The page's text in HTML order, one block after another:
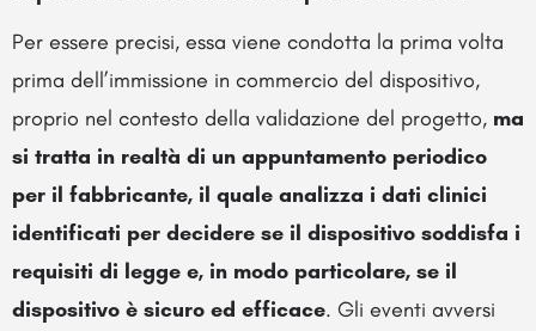
Per essere precisi, essa viene condotta la prima volta
prima dell’immissione in commercio del dispositivo,
proprio nel contesto della validazione del progetto, ma
si tratta in realtà di un appuntamento periodico
per il fabbricante, il quale analizza i dati clinici
identificati per decidere se il dispositivo soddisfa i
requisiti di legge e, in modo particolare, se il
dispositivo è sicuro ed efficace. Gli eventi avversi